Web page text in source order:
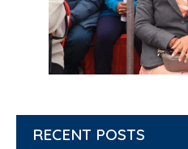
RECENT POSTS